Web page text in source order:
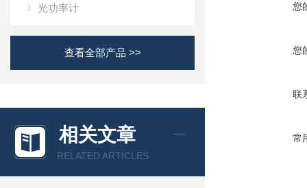
光功率计
查看全部产品 >>
相关文章
RELATED ARTICLES
您
您
联
常